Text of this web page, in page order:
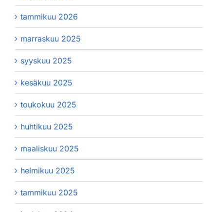
tammikuu 2026
marraskuu 2025
syyskuu 2025
kesäkuu 2025
toukokuu 2025
huhtikuu 2025
maaliskuu 2025
helmikuu 2025
tammikuu 2025